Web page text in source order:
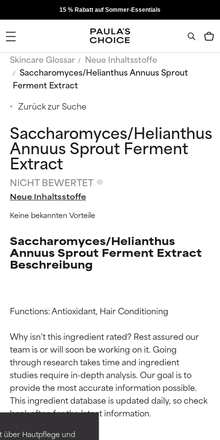
über Hautpflege und
15 % Rabatt auf Sommer-Essentials
Skincare Glossar
Neue Inhaltsstoffe
Saccharomyces/Helianthus Annuus Sprout
Ferment Extract
Zurück zur Suche
Saccharomyces/Helianthus
Annuus Sprout Ferment
Extract
NICHT BEWERTET
Neue Inhaltsstoffe
Keine bekannten Vorteile
Saccharomyces/Helianthus
Annuus Sprout Ferment Extract
Beschreibung
Functions: Antioxidant, Hair Conditioning
Why isn’t this ingredient rated? Rest assured our
team is or will soon be working on it. Going
through research takes time and ingredient
studies require in-depth analysis. Our goal is to
provide the most accurate information possible.
This ingredient database is updated daily, so check
Bewertung der
Inhaltsstoffe
Bewertung der
Inhaltsstoffe